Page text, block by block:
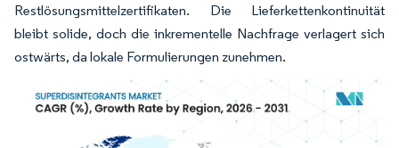
Restlösungsmittelzertifikaten. Die Lieferkettenkontinuität
bleibt solide, doch die inkrementelle Nachfrage verlagert sich
ostwärts, da lokale Formulierungen zunehmen.